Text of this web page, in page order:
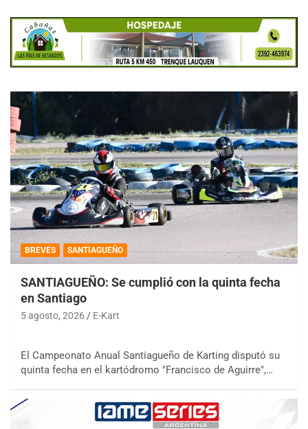
BREVES SANTIAGUEÑO
SANTIAGUEÑO: Se cumplió con la quinta fecha
en Santiago
5 agosto, 2026 E-Kart
El Campeonato Anual Santiagueño de Karting disputó su
quinta fecha en el kartódromo "Francisco de Aguirre",…